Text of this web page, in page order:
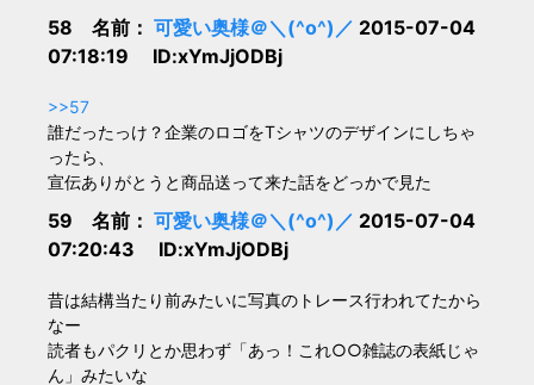
58 名前： 可愛い奥様＠＼(^o^)／ 2015-07-04
07:18:19 ID:xYmJjODBj
>>57
誰だったっけ？企業のロゴをTシャツのデザインにしちゃ
ったら、
宣伝ありがとうと商品送って来た話をどっかで見た
59 名前： 可愛い奥様＠＼(^o^)／ 2015-07-04
07:20:43 ID:xYmJjODBj
昔は結構当たり前みたいに写真のトレース行われてたから
なー
読者もパクリとか思わず「あっ！これ○○雑誌の表紙じゃ
ん」みたいな